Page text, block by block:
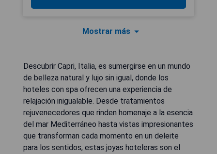
Mostrar más
Descubrir Capri, Italia, es sumergirse en un mundo
de belleza natural y lujo sin igual, donde los
hoteles con spa ofrecen una experiencia de
relajación inigualable. Desde tratamientos
rejuvenecedores que rinden homenaje a la esencia
del mar Mediterráneo hasta vistas impresionantes
que transforman cada momento en un deleite
para los sentidos, estas joyas hoteleras son el